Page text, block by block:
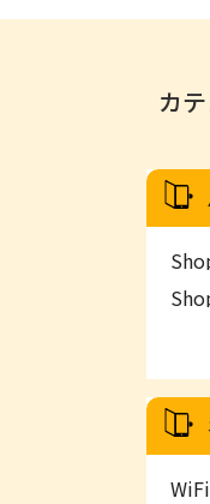
カ